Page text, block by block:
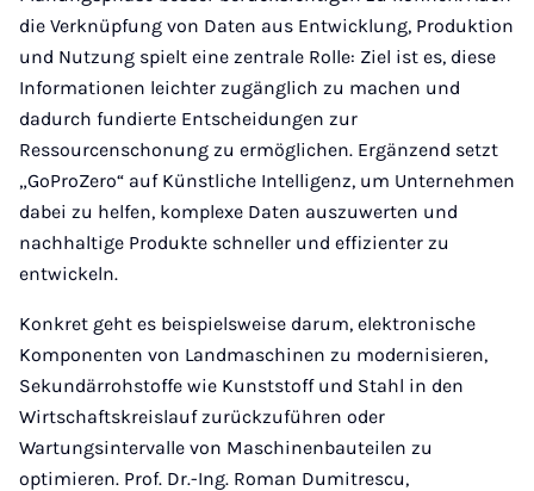
die Verknüpfung von Daten aus Entwicklung, Produktion
und Nutzung spielt eine zentrale Rolle: Ziel ist es, diese
Informationen leichter zugänglich zu machen und
dadurch fundierte Entscheidungen zur
Ressourcenschonung zu ermöglichen. Ergänzend setzt
„GoProZero“ auf Künstliche Intelligenz, um Unternehmen
dabei zu helfen, komplexe Daten auszuwerten und
nachhaltige Produkte schneller und effizienter zu
entwickeln.
Konkret geht es beispielsweise darum, elektronische
Komponenten von Landmaschinen zu modernisieren,
Sekundärrohstoffe wie Kunststoff und Stahl in den
Wirtschaftskreislauf zurückzuführen oder
Wartungsintervalle von Maschinenbauteilen zu
optimieren. Prof. Dr.-Ing. Roman Dumitrescu,